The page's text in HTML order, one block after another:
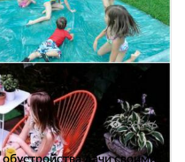
38546
дачи своими